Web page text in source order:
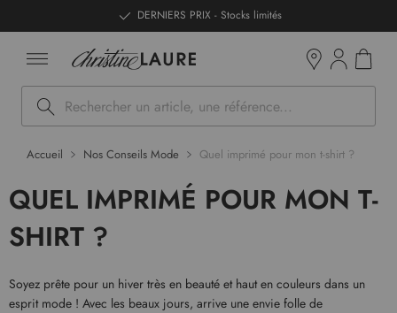
DERNIERS PRIX - Stocks limités
Rechercher
Accueil Nos Conseils Mode Quel imprimé pour mon t-shirt ?
QUEL IMPRIMÉ POUR MON T-
SHIRT ?
Soyez prête pour un hiver très en beauté et haut en couleurs dans un
esprit mode ! Avec les beaux jours, arrive une envie folle de